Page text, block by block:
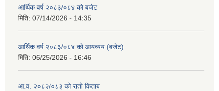
आर्थिक वर्ष २०८३/०८४ को बजेट
मिति: 07/14/2026 - 14:35
आर्थिक वर्ष २०८३/०८४ को आयव्यय (बजेट)
मिति: 06/25/2026 - 16:46
आ.व. २०८२/०८३ को रातो किताब